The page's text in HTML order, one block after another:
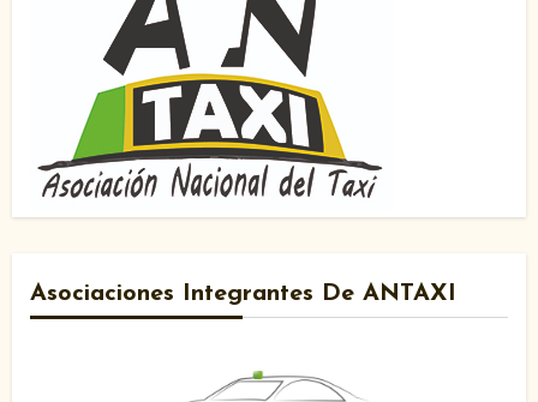
Asociaciones Integrantes De ANTAXI